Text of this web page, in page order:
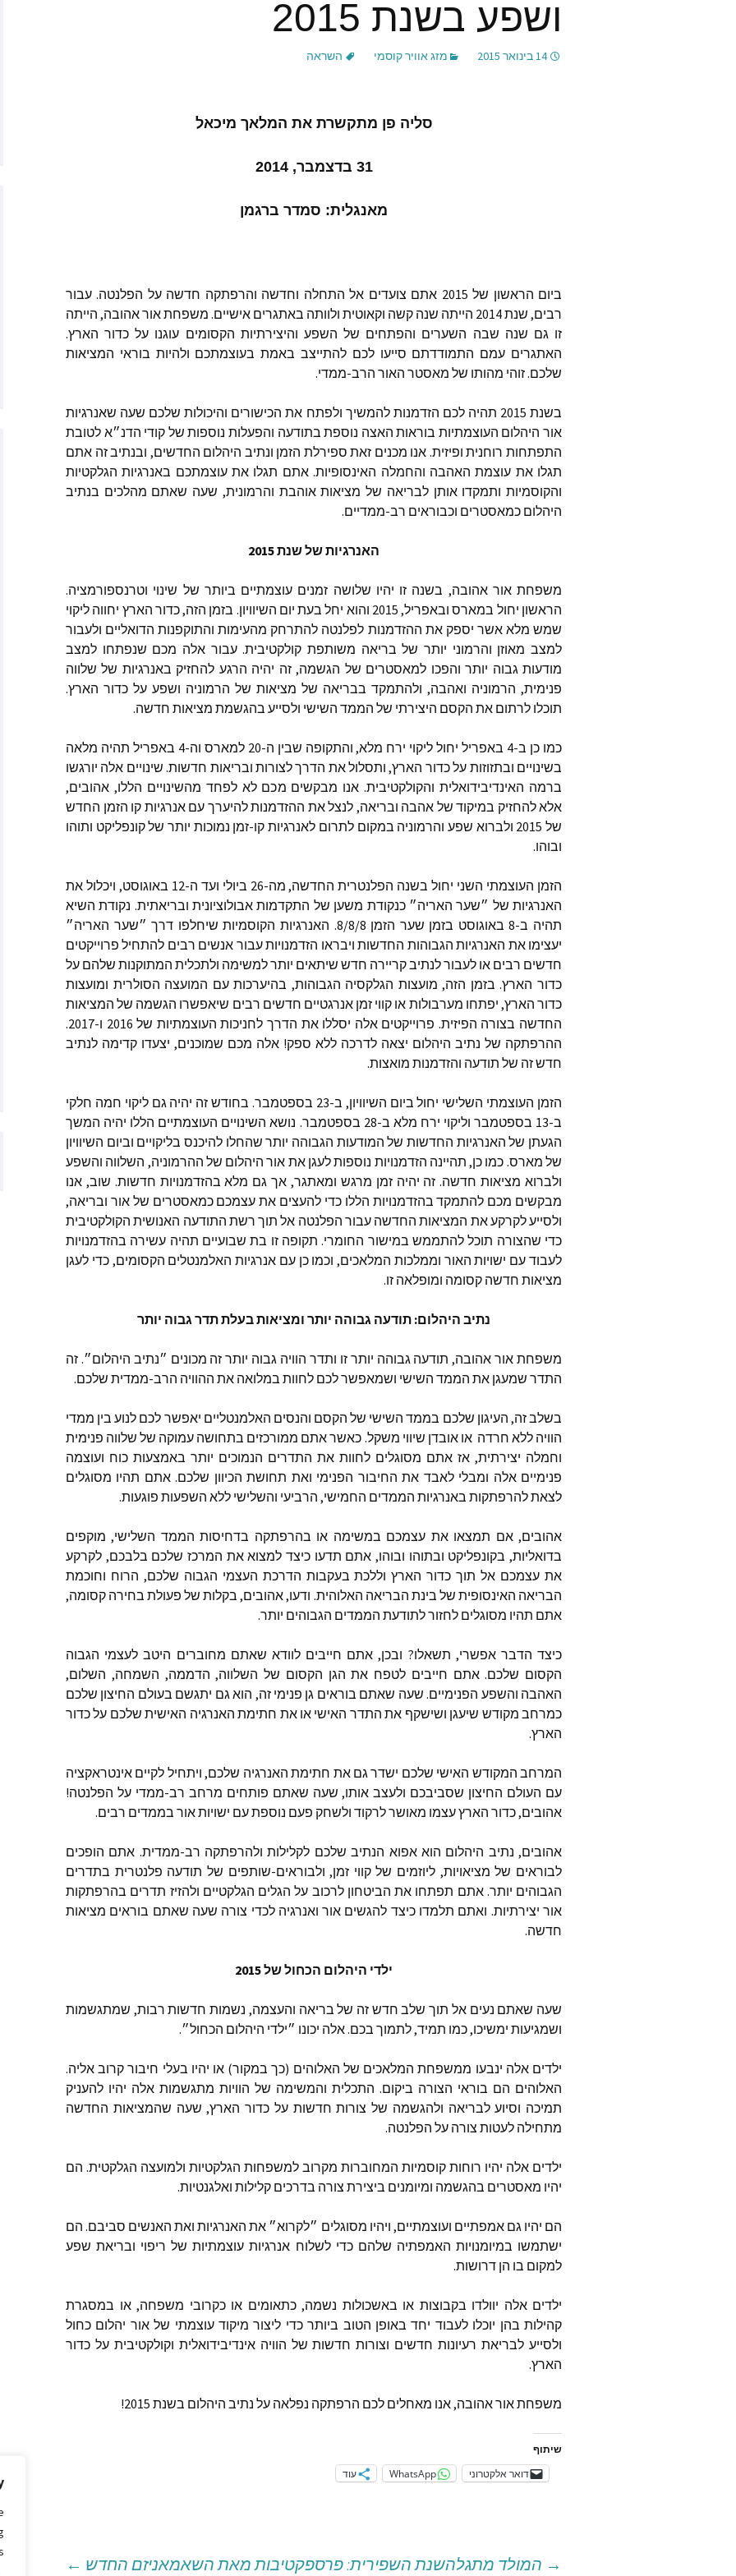
ג׳ף פוסטר
אלכס מיילס מאתר
טאנאז מאתר Forever
Conscious
נעמה עציץ
רומי וייזר
דונה אשוורת׳
דיאן קת׳רין מאתר
Empaths Empowered
פמלה קריב – מתקשרת
את ישוע, מרים המגדלית
ואימא אדמה
ג׳ף בראון – הגיגים
סטיב פאוולינה
קייט ספרקלי מאתר Spirit
Pathways
פינת המסרים הקצרים
טינה ספולדינג – מתקשרת
את ישוע ואננדה
ג’ון פאין
לי קרול
כותבים וכותבות שונים
שהתפרסמו בשנת 2025
המאמרים שהתפרסמו
בשנת 2024
המאמרים שהתפרסמו
בשנת 2023
ושפע בשנת 2015
14 בינואר 2015 מזג אוויר קוסמי השראה
סליה פן מתקשרת את המלאך מיכאל
31 בדצמבר, 2014
מאנגלית: סמדר ברגמן
ביום הראשון של 2015 אתם צועדים אל התחלה וחדשה והרפתקה חדשה על הפלנטה. עבור
רבים, שנת 2014 הייתה שנה קשה וקאוטית ולוותה באתגרים אישיים. משפחת אור אהובה, הייתה
זו גם שנה שבה השערים והפתחים של השפע והיצירתיות הקסומים עוגנו על כדור הארץ.
האתגרים עמם התמודדתם סייעו לכם להתייצב באמת בעוצמתכם ולהיות בוראי המציאות
שלכם. זוהי מהותו של מאסטר האור הרב-ממדי.
בשנת 2015 תהיה לכם הזדמנות להמשיך ולפתח את הכישורים והיכולות שלכם שעה שאנרגיות
אור היהלום העוצמתיות בוראות האצה נוספת בתודעה והפעלות נוספות של קודי הדנ״א לטובת
התפתחות רוחנית ופיזית. אנו מכנים זאת ספירלת הזמן ונתיב היהלום החדשים, ובנתיב זה אתם
תגלו את עוצמת האהבה והחמלה האינסופיות. אתם תגלו את עוצמתכם באנרגיות הגלקטיות
והקוסמיות ותמקדו אותן לבריאה של מציאות אוהבת והרמונית, שעה שאתם מהלכים בנתיב
היהלום כמאסטרים וכבוראים רב-ממדיים.
האנרגיות של שנת 2015
משפחת אור אהובה, בשנה זו יהיו שלושה זמנים עוצמתיים ביותר של שינוי וטרנספורמציה.
הראשון יחול במארס ובאפריל, 2015 והוא יחל בעת יום השיוויון. בזמן הזה, כדור הארץ יחווה ליקוי
שמש מלא אשר יספק את ההזדמנות לפלנטה להתרחק מהעימות והתוקפנות הדואליים ולעבור
למצב מאוזן והרמוני יותר של בריאה משותפת קולקטיבית. עבור אלה מכם שנפתחו למצב
מודעות גבוה יותר והפכו למאסטרים של הגשמה, זה יהיה הרגע להחזיק באנרגיות של שלווה
פנימית, הרמוניה ואהבה, ולהתמקד בבריאה של מציאות של הרמוניה ושפע על כדור הארץ.
תוכלו לרתום את הקסם היצירתי של הממד השישי ולסייע בהגשמת מציאות חדשה.
כמו כן ב-4 באפריל יחול ליקוי ירח מלא, והתקופה שבין ה-20 למארס וה-4 באפריל תהיה מלאה
בשינויים ובתזוזות על כדור הארץ, ותסלול את הדרך לצורות ובריאות חדשות. שינויים אלה יורגשו
ברמה האינדיבידואלית והקולקטיבית. אנו מבקשים מכם לא לפחד מהשינויים הללו, אהובים,
אלא להחזיק במיקוד של אהבה ובריאה, לנצל את ההזדמנות להיערך עם אנרגיות קו הזמן החדש
של 2015 ולברוא שפע והרמוניה במקום לתרום לאנרגיות קו-זמן נמוכות יותר של קונפליקט ותוהו
ובוהו.
הזמן העוצמתי השני יחול בשנה הפלנטרית החדשה, מה-26 ביולי ועד ה-12 באוגוסט, ויכלול את
האנרגיות של ״שער האריה״ כנקודת משען של התקדמות אבולוציונית ובריאתית. נקודת השיא
תהיה ב-8 באוגוסט בזמן שער הזמן 8/8/8. האנרגיות הקוסמיות שיחלפו דרך ״שער האריה״
יעצימו את האנרגיות הגבוהות החדשות ויבראו הזדמנויות עבור אנשים רבים להתחיל פרוייקטים
חדשים רבים או לעבור לנתיב קריירה חדש שיתאים יותר למשימה ולתכלית המתוקנות שלהם על
כדור הארץ. בזמן הזה, מועצות הגלקסיה הגבוהות, בהיערכות עם המועצה הסולרית ומועצות
כדור הארץ, יפתחו מערבולות או קווי זמן אנרגטיים חדשים רבים שיאפשרו הגשמה של המציאות
החדשה בצורה הפיזית. פרוייקטים אלה יסללו את הדרך לחניכות העוצמתיות של 2016 ו-2017.
ההרפתקה של נתיב היהלום יצאה לדרכה ללא ספק! אלה מכם שמוכנים, יצעדו קדימה לנתיב
חדש זה של תודעה והזדמנות מואצות.
הזמן העוצמתי השלישי יחול ביום השיוויון, ב-23 בספטמבר. בחודש זה יהיה גם ליקוי חמה חלקי
ב-13 בספטמבר וליקוי ירח מלא ב-28 בספטמבר. נושא השינויים העוצמתיים הללו יהיה המשך
הגעתן של האנרגיות החדשות של המודעות הגבוהה יותר שהחלו להיכנס בליקויים וביום השיוויון
של מארס. כמו כן, תהיינה הזדמנויות נוספות לעגן את אור היהלום של ההרמוניה, השלווה והשפע
ולברוא מציאות חדשה. זה יהיה זמן מרגש ומאתגר, אך גם מלא בהזדמנויות חדשות. שוב, אנו
מבקשים מכם להתמקד בהזדמנויות הללו כדי להעצים את עצמכם כמאסטרים של אור ובריאה,
ולסייע לקרקע את המציאות החדשה עבור הפלנטה אל תוך רשת התודעה האנושית הקולקטיבית
כדי שהצורה תוכל להתממש במישור החומרי. תקופה זו בת שבועיים תהיה עשירה בהזדמנויות
לעבוד עם ישויות האור וממלכות המלאכים, וכמו כן עם אנרגיות האלמנטלים הקסומים, כדי לעגן
מציאות חדשה קסומה ומופלאה זו.
נתיב היהלום: תודעה גבוהה יותר ומציאות בעלת תדר גבוה יותר
משפחת אור אהובה, תודעה גבוהה יותר זו ותדר הוויה גבוה יותר זה מכונים ״נתיב היהלום״. זה
התדר שמעגן את הממד השישי ושמאפשר לכם לחוות במלואה את ההוויה הרב-ממדית שלכם.
בשלב זה, העיגון שלכם בממד השישי של הקסם והנסים האלמנטליים יאפשר לכם לנוע בין ממדי
הוויה ללא חרדה או אובדן שיווי משקל. כאשר אתם ממורכזים בתחושה עמוקה של שלווה פנימית
וחמלה יצירתית, אז אתם מסוגלים לחוות את התדרים הנמוכים יותר באמצעות כוח ועוצמה
פנימיים אלה ומבלי לאבד את החיבור הפנימי ואת תחושת הכיוון שלכם. אתם תהיו מסוגלים
לצאת להרפתקות באנרגיות הממדים החמישי, הרביעי והשלישי ללא השפעות פוגעות.
אהובים, אם תמצאו את עצמכם במשימה או בהרפתקה בדחיסות הממד השלישי, מוקפים
בדואליות, בקונפליקט ובתוהו ובוהו, אתם תדעו כיצד למצוא את המרכז שלכם בלבכם, לקרקע
את עצמכם אל תוך כדור הארץ וללכת בעקבות הדרכת העצמי הגבוה שלכם, הרוח וחוכמת
הבריאה האינסופית של בינת הבריאה האלוהית. ודעו, אהובים, בקלות של פעולת בחירה קסומה,
אתם תהיו מסוגלים לחזור לתודעת הממדים הגבוהים יותר.
כיצד הדבר אפשרי, תשאלו? ובכן, אתם חייבים לוודא שאתם מחוברים היטב לעצמי הגבוה
הקסום שלכם. אתם חייבים לטפח את הגן הקסום של השלווה, הדממה, השמחה, השלום,
האהבה והשפע הפנימיים. שעה שאתם בוראים גן פנימי זה, הוא גם יתגשם בעולם החיצון שלכם
כמרחב מקודש שיעגן ושישקף את התדר האישי או את חתימת האנרגיה האישית שלכם על כדור
הארץ.
המרחב המקודש האישי שלכם ישדר גם את חתימת האנרגיה שלכם, ויתחיל לקיים אינטראקציה
עם העולם החיצון שסביבכם ולעצב אותו, שעה שאתם פותחים מרחב רב-ממדי על הפלנטה!
אהובים, כדור הארץ עצמו מאושר לרקוד ולשחק פעם נוספת עם ישויות אור בממדים רבים.
אהובים, נתיב היהלום הוא אפוא הנתיב שלכם לקלילות ולהרפתקה רב-ממדית. אתם הופכים
לבוראים של מציאויות, ליוזמים של קווי זמן, ולבוראים-שותפים של תודעה פלנטרית בתדרים
הגבוהים יותר. אתם תפתחו את הביטחון לרכוב על הגלים הגלקטיים ולהזיז תדרים בהרפתקות
אור יצירתיות. ואתם תלמדו כיצד להגשים אור ואנרגיה לכדי צורה שעה שאתם בוראים מציאות
חדשה.
ילדי היהלום הכחול של 2015
שעה שאתם נעים אל תוך שלב חדש זה של בריאה והעצמה, נשמות חדשות רבות, שמתגשמות
ושמגיעות ימשיכו, כמו תמיד, לתמוך בכם. אלה יכונו ״ילדי היהלום הכחול״.
ילדים אלה ינבעו ממשפחת המלאכים של האלוהים (כך במקור) או יהיו בעלי חיבור קרוב אליה.
האלוהים הם בוראי הצורה ביקום. התכלית והמשימה של הוויות מתגשמות אלה יהיו להעניק
תמיכה וסיוע לבריאה ולהגשמה של צורות חדשות על כדור הארץ, שעה שהמציאות החדשה
מתחילה לעטות צורה על הפלנטה.
ילדים אלה יהיו רוחות קוסמיות המחוברות מקרוב למשפחות הגלקטיות ולמועצה הגלקטית. הם
יהיו מאסטרים בהגשמה ומיומנים ביצירת צורה בדרכים קלילות ואלגנטיות.
הם יהיו גם אמפתיים ועוצמתיים, ויהיו מסוגלים ״לקרוא״ את האנרגיות ואת האנשים סביבם. הם
ישתמשו במיומנויות האמפתיה שלהם כדי לשלוח אנרגיות עוצמתיות של ריפוי ובריאת שפע
למקום בו הן דרושות.
ילדים אלה יוולדו בקבוצות או באשכולות נשמה, כתאומים או כקרובי משפחה, או במסגרת
קהילות בהן יוכלו לעבוד יחד באופן הטוב ביותר כדי ליצור מיקוד עוצמתי של אור יהלום כחול
ולסייע לבריאת רעיונות חדשים וצורות חדשות של הוויה אינדיבידואלית וקולקטיבית על כדור
הארץ.
משפחת אור אהובה, אנו מאחלים לכם הרפתקה נפלאה על נתיב היהלום בשנת 2015!
שיתוף
דואר אלקטרוני WhatsApp עוד
→ המולד מתגלהשנת השפירית: פרספקטיבות מאת השאמאניזם החדש ←